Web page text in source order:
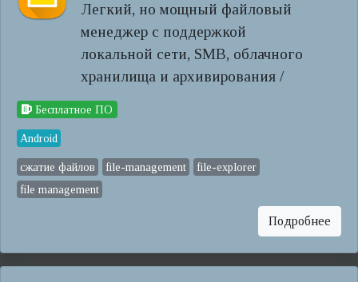
Легкий, но мощный файловый
менеджер с поддержкой
локальной сети, SMB, облачного
хранилища и архивирования /
Бесплатное ПО
Android
сжатие файлов file-management
file-explorer
file management
Подробнее